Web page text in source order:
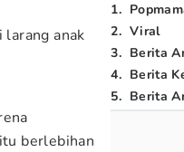
larang anak
berlebihan
1.
2. Viral
3. Berita
4. Berita
5. Berita